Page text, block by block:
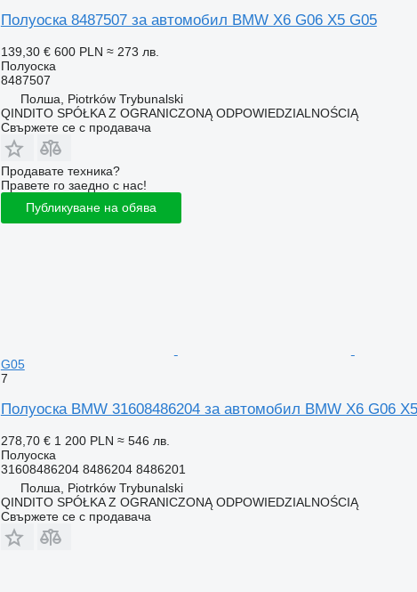
Полуоска 8487507 за автомобил BMW X6 G06 X5 G05
139,30 € 600 PLN ≈ 273 лв.
Полуоска
8487507
Полша, Piotrków Trybunalski
QINDITO SPÓŁKA Z OGRANICZONĄ ODPOWIEDZIALNOŚCIĄ
Свържете се с продавача
Продавате техника?
Правете го заедно с нас!
Публикуване на обява
G05
7
Полуоска BMW 31608486204 за автомобил BMW X6 G06
278,70 € 1 200 PLN ≈ 546 лв.
Полуоска
31608486204 8486204 8486201
Полша, Piotrków Trybunalski
QINDITO SPÓŁKA Z OGRANICZONĄ ODPOWIEDZIALNOŚCIĄ
Свържете се с продавача